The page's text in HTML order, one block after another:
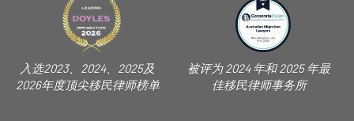
入选2023、2024、2025及
2026年度顶尖移民律师榜单
被评为 2024 年和 2025 年最
佳移民律师事务所